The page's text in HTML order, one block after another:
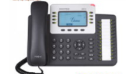
Add to
wishlist